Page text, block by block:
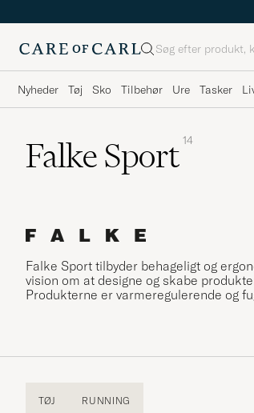
Søg
Nyheder Tøj Sko Tilbehør Ure Tasker
Falke Sport 14
Falke Sport tilbyder behageligt og
vision om at designe og skabe
Produkterne er varmeregulerende og
TØJ RUNNING